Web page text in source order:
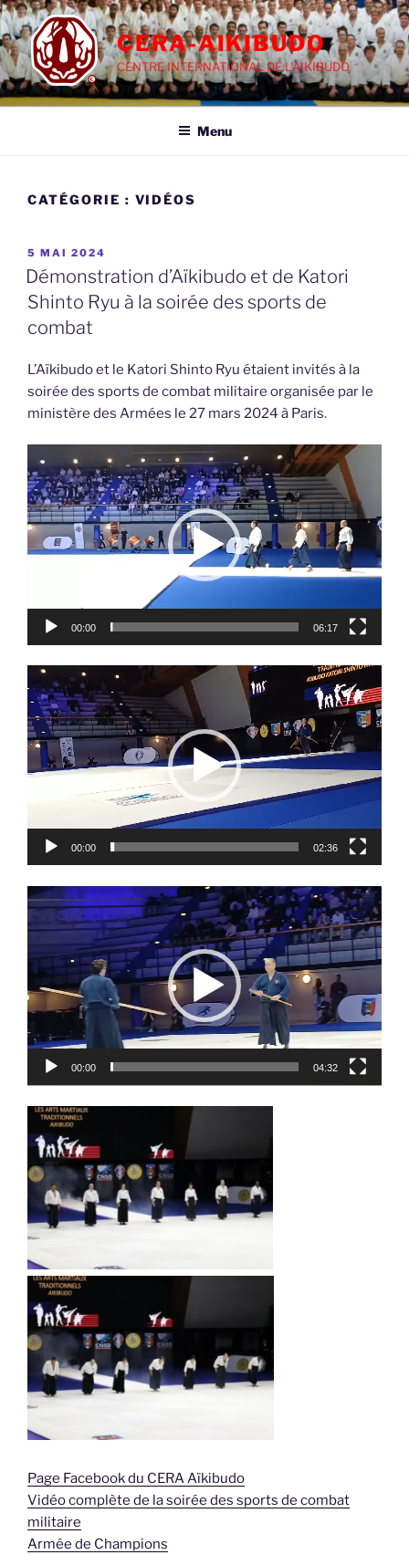
Aller
au
contenu
principal
CERA-AIKIBUDO
CENTRE INTERNATIONAL DE L'AIKIBUDO
Menu
CATÉGORIE : VIDÉOS
PUBLIÉ
LE
5 MAI 2024
Démonstration d’Aïkibudo et de Katori
Shinto Ryu à la soirée des sports de
combat
L’Aïkibudo et le Katori Shinto Ryu étaient invités à la
soirée des sports de combat militaire organisée par le
ministère des Armées le 27 mars 2024 à Paris.
Lecteur
vidéo
00:00 06:17
Lecteur
vidéo
00:00 02:36
Lecteur
vidéo
00:00 04:32
Page Facebook du CERA Aïkibudo
Vidéo complète de la soirée des sports de combat
militaire
Armée de Champions